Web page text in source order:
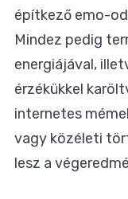
építkező emo-
Mindez pedig
energiájával,
érzékükkel
internetes
vagy közéleti
lesz a